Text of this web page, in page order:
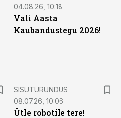
04.08.26, 10:18
Vali Aasta
Kaubandustegu 2026!
SISUTURUNDUS
08.07.26, 10:06
Ütle robotile tere!